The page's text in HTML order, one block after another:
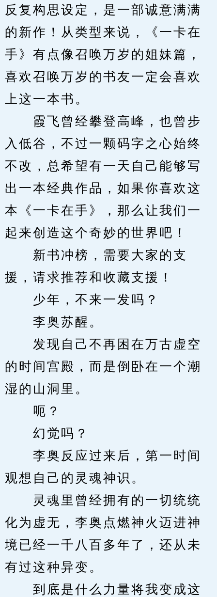
反复构思设定，是一部诚意满满
的新作！从类型来说，《一卡在
手》有点像召唤万岁的姐妹篇，
喜欢召唤万岁的书友一定会喜欢
上这一本书。
霞飞曾经攀登高峰，也曾步
入低谷，不过一颗码字之心始终
不改，总希望有一天自己能够写
出一本经典作品，如果你喜欢这
本《一卡在手》，那么让我们一
起来创造这个奇妙的世界吧！
新书冲榜，需要大家的支
援，请求推荐和收藏支援！
少年，不来一发吗？
李奥苏醒。
发现自己不再困在万古虚空
的时间宫殿，而是倒卧在一个潮
湿的山洞里。
呃？
幻觉吗？
李奥反应过来后，第一时间
观想自己的灵魂神识。
灵魂里曾经拥有的一切统统
化为虚无，李奥点燃神火迈进神
境已经一千八百多年了，还从未
有过这种异变。
到底是什么力量将我变成这